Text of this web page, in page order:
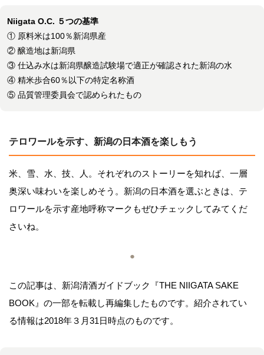
Niigata O.C. ５つの基準
① 原料米は100％新潟県産
② 醸造地は新潟県
③ 仕込み水は新潟県醸造試験場で適正が確認された新潟の水
④ 精米歩合60％以下の特定名称酒
⑤ 品質管理委員会で認められたもの
テロワールを示す、新潟の日本酒を楽しもう
米、雪、水、技、人。それぞれのストーリーを知れば、一層
奥深い味わいを楽しめそう。新潟の日本酒を選ぶときは、テ
ロワールを示す産地呼称マークもぜひチェックしてみてくだ
さいね。
●
この記事は、新潟清酒ガイドブック『THE NIIGATA SAKE
BOOK』の一部を転載し再編集したものです。紹介されてい
る情報は2018年３月31日時点のものです。